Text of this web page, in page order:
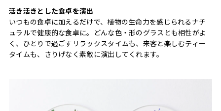
活き活きとした食卓を演出
いつもの食卓に加えるだけで、植物の生命力を感じられるナチ
ュラルで健康的な食卓に。どんな色・形のグラスとも相性がよ
く、ひとりで過ごすリラックスタイムも、来客と楽しむティー
タイムも、さりげなく素敵に演出してくれます。